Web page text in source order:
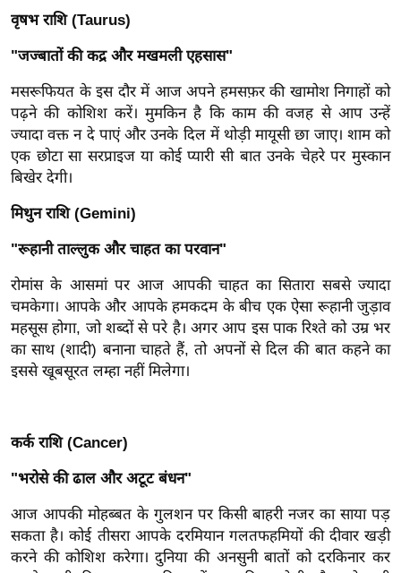
बे
सा
ल
श
ख्सि
त
यं
इं
डि
या
सा
ज
त
ऑ
टो
व
वृषभ राशि (Taurus)
"जज्बातों की कद्र और मखमली एहसास"
मसरूफियत के इस दौर में आज अपने हमसफ़र की खामोश निगाहों को
पढ़ने की कोशिश करें। मुमकिन है कि काम की वजह से आप उन्हें
ज्यादा वक्त न दे पाएं और उनके दिल में थोड़ी मायूसी छा जाए। शाम को
एक छोटा सा सरप्राइज या कोई प्यारी सी बात उनके चेहरे पर मुस्कान
बिखेर देगी।
मिथुन राशि (Gemini)
"रूहानी ताल्लुक और चाहत का परवान"
रोमांस के आसमां पर आज आपकी चाहत का सितारा सबसे ज्यादा
चमकेगा। आपके और आपके हमकदम के बीच एक ऐसा रूहानी जुड़ाव
महसूस होगा, जो शब्दों से परे है। अगर आप इस पाक रिश्ते को उम्र भर
का साथ (शादी) बनाना चाहते हैं, तो अपनों से दिल की बात कहने का
इससे खूबसूरत लम्हा नहीं मिलेगा।
कर्क राशि (Cancer)
"भरोसे की ढाल और अटूट बंधन"
आज आपकी मोहब्बत के गुलशन पर किसी बाहरी नजर का साया पड़
सकता है। कोई तीसरा आपके दरमियान गलतफहमियों की दीवार खड़ी
करने की कोशिश करेगा। दुनिया की अनसुनी बातों को दरकिनार कर